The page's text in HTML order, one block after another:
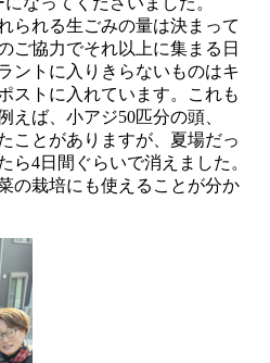
られる生ごみの量は決まって
ご協力でそれ以上に集まる日
ントに入りきらないものはキ
ストに入れています。これも
えば、小アジ50匹分の頭、
ことがありますが、夏場だっ
ら4日間ぐらいで消えました。
の栽培にも使えることが分か